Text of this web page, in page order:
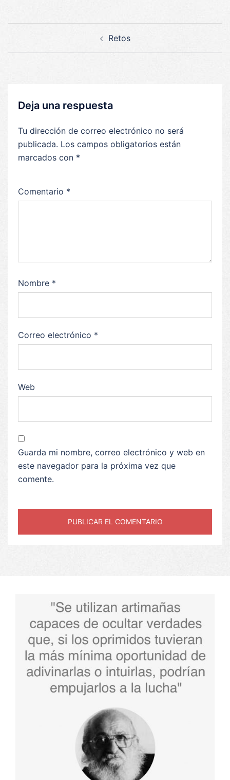
Retos
Deja una respuesta
Tu dirección de correo electrónico no será
publicada. Los campos obligatorios están
marcados con *
Comentario *
Nombre *
Correo electrónico *
Web
Guarda mi nombre, correo electrónico y web en
este navegador para la próxima vez que
comente.